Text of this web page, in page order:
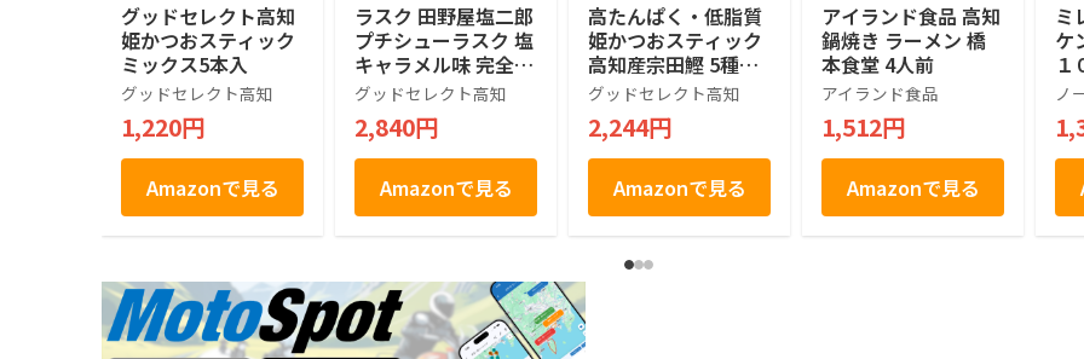
グッドセレクト高知
姫かつおスティック
ミックス5本入
グッドセレクト高知
1,220円
Amazonで見る
ラスク 田野屋塩二郎
プチシューラスク 塩
キャラメル味 完全天
日塩使用 2箱
グッドセレクト高知
2,840円
Amazonで見る
高たんぱく・低脂質
姫かつおスティック
高知産宗田鰹 5種ア
ソート×2セット 土
佐清水食品 ミックス
グッドセレクト高知
2,244円
Amazonで見る
アイランド食品 高知
鍋焼き ラーメン 橋
本食堂 4人前
アイランド食品
1,512円
Amazonで見る
ミ
ケ
ケ
高
戸
ノ